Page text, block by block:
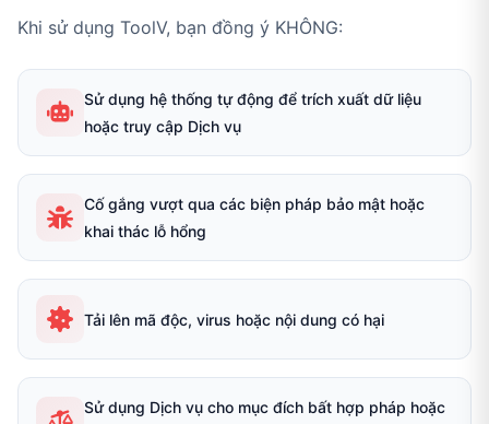
Khi sử dụng ToolV, bạn đồng ý KHÔNG:
Sử dụng hệ thống tự động để trích xuất dữ liệu
hoặc truy cập Dịch vụ
Cố gắng vượt qua các biện pháp bảo mật hoặc
khai thác lỗ hổng
Tải lên mã độc, virus hoặc nội dung có hại
Sử dụng Dịch vụ cho mục đích bất hợp pháp hoặc